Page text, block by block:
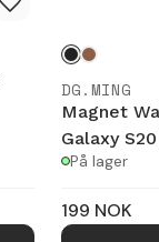
DG.MING
Magnet
Galaxy
På lager
199 NOK